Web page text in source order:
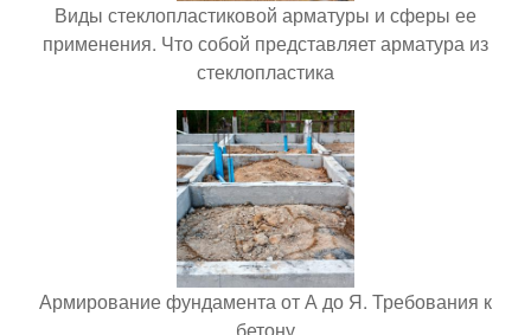
Виды стеклопластиковой арматуры и сферы ее
применения. Что собой представляет арматура из
стеклопластика
Армирование фундамента от А до Я. Требования к